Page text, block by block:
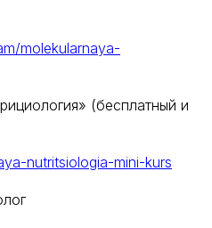
molekularnaya-
(бесплатный и
nutritsiologia-mini-kurs